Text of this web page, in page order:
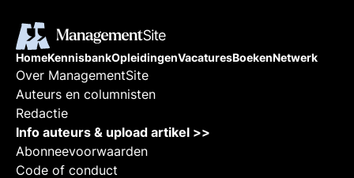
HomeKennisbankOpleidingenVacaturesBoekenNetwerk
Over ManagementSite
Auteurs en columnisten
Redactie
Info auteurs & upload artikel >>
Abonneevoorwaarden
Code of conduct